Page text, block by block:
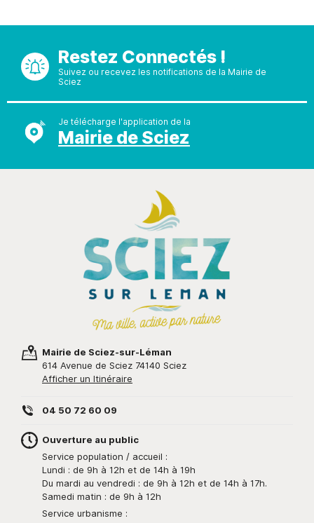
Restez Connectés !
Suivez ou recevez les notifications de la Mairie de
Sciez
Je télécharge l'application de la
Mairie de Sciez
Mairie de Sciez-sur-Léman
614 Avenue de Sciez 74140 Sciez
Afficher un Itinéraire
04 50 72 60 09
Ouverture au public
Service population / accueil :
Lundi : de 9h à 12h et de 14h à 19h
Du mardi au vendredi : de 9h à 12h et de 14h à 17h.
Samedi matin : de 9h à 12h
Service urbanisme :